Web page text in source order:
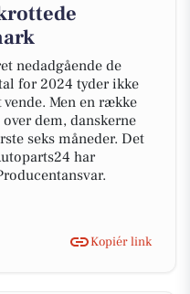
nedadgående de
for 2024 tyder ikke
Men en række
dem, danskerne
seks måneder. Det
har
Kopiér link